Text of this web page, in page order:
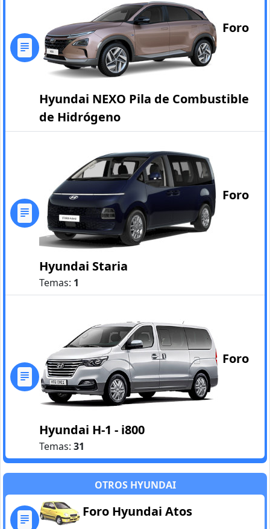
Foro
Hyundai NEXO Pila de Combustible
de Hidrógeno
Foro
Hyundai Staria
Temas: 1
Foro
Hyundai H-1 - i800
Temas: 31
OTROS HYUNDAI
Foro Hyundai Atos